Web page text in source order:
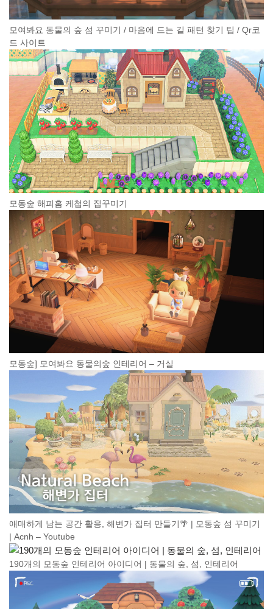
모여봐요 동물의 숲 섬 꾸미기 / 마음에 드는 길 패턴 찾기 팁 / Qr코
드 사이트
모동숲 해피홈 케첩의 집꾸미기
모동숲] 모여봐요 동물의숲 인테리어 – 거실
애매하게 남는 공간 활용, 해변가 집터 만들기🌴 | 모동숲 섬 꾸미기
| Acnh – Youtube
190개의 모동숲 인테리어 아이디어 | 동물의 숲, 섬, 인테리어